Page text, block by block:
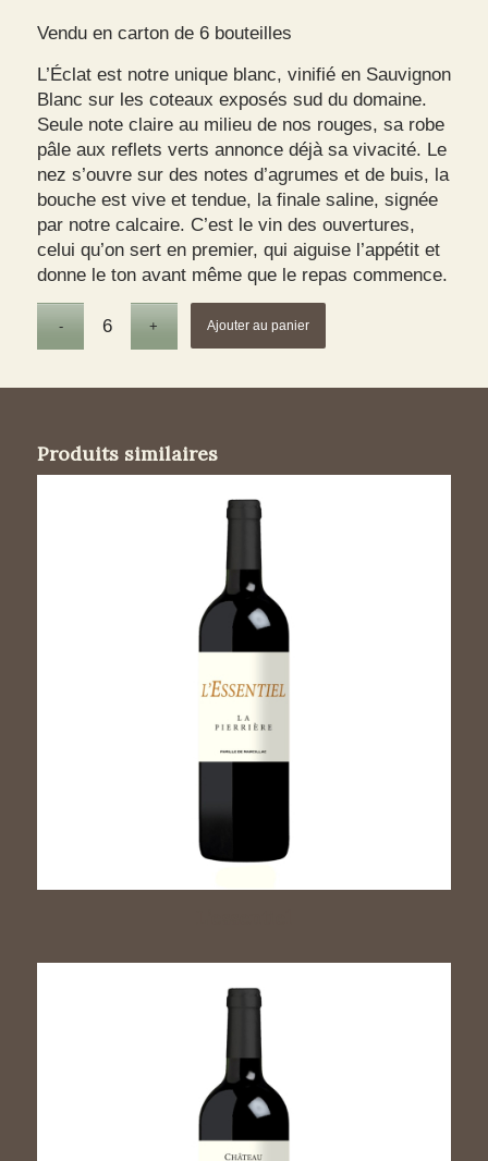
Vendu en carton de 6 bouteilles
L’Éclat est notre unique blanc, vinifié en Sauvignon
Blanc sur les coteaux exposés sud du domaine.
Seule note claire au milieu de nos rouges, sa robe
pâle aux reflets verts annonce déjà sa vivacité. Le
nez s’ouvre sur des notes d’agrumes et de buis, la
bouche est vive et tendue, la finale saline, signée
par notre calcaire. C’est le vin des ouvertures,
celui qu’on sert en premier, qui aiguise l’appétit et
donne le ton avant même que le repas commence.
Ajouter au panier
Produits similaires